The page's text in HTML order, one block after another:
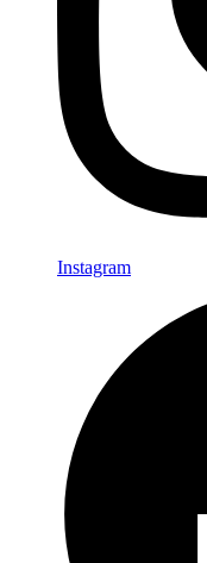
Instagram